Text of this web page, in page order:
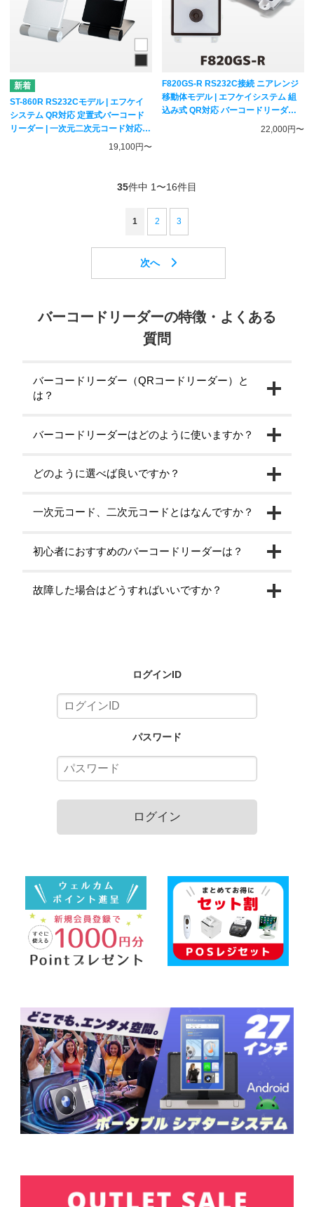
ST-860R RS232Cモデル | エフケイ
システム QR対応 定置式バーコード
リーダー | 一次元二次元コード対応
固定スキャナー Fksystem
19,100円〜
F820GS-R RS232C接続 ニアレンジ
移動体モデル | エフケイシステム 組
込み式 QR対応 バーコードリーダー
薄型 | 一次元二次元コード対応 固定
22,000円〜
35件中 1〜16件目
1 2 3
バーコードリーダーの特徴・よくある
質問
バーコードリーダー（QRコードリーダー）と
は？
バーコードリーダーはどのように使いますか？
どのように選べば良いですか？
一次元コード、二次元コードとはなんですか？
初心者におすすめのバーコードリーダーは？
故障した場合はどうすればいいですか？
ログインID
パスワード
ログイン